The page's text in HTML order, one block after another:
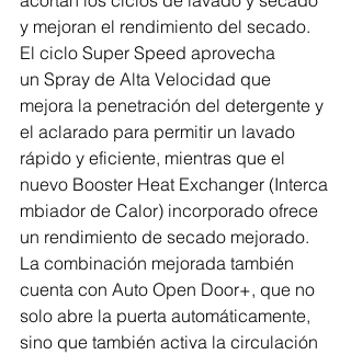
y mejoran el rendimiento del secado.
El ciclo Super Speed aprovecha
un Spray de Alta Velocidad que
mejora la penetración del detergente y
el aclarado para permitir un lavado
rápido y eficiente, mientras que el
nuevo Booster Heat Exchanger (Interca
mbiador de Calor) incorporado ofrece
un rendimiento de secado mejorado.
La combinación mejorada también
cuenta con Auto Open Door+, que no
solo abre la puerta automáticamente,
sino que también activa la circulación